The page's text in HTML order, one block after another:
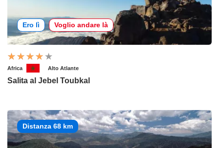
Ero lì Voglio andare là
Africa Alto Atlante
Salita al Jebel Toubkal
Distanza 68 km